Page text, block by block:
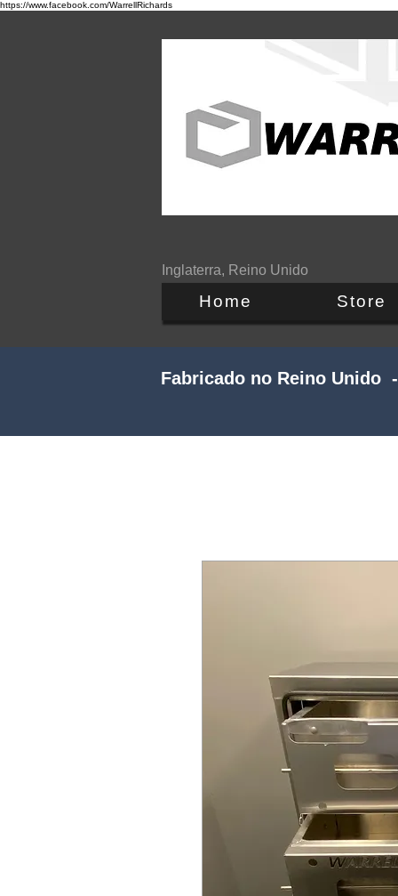
https://www.facebook.com/WarrellRichards
Inglaterra, Reino Unido
Home Store
Fabricado no Reino Unido